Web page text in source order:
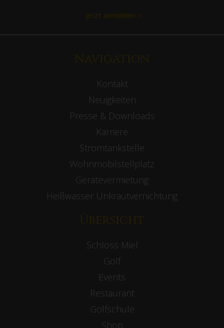
Jetzt anmelden >
Navigation
Kontakt
Neuigkeiten
Presse & Downloads
Karriere
Stromtankstelle
Wohnmobilstellplatz
Gerätevermietung
Heißwasser Unkrautvernichtung
Übersicht
Schloss Miel
Golf
Events
Restaurant
Golfschule
Shop